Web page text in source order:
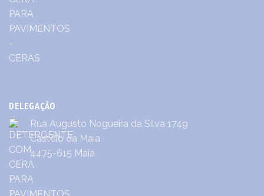
DELEGAÇÃO
Rua Augusto Nogueira da Silva 1749
Castêlo da Maia
4475-615 Maia